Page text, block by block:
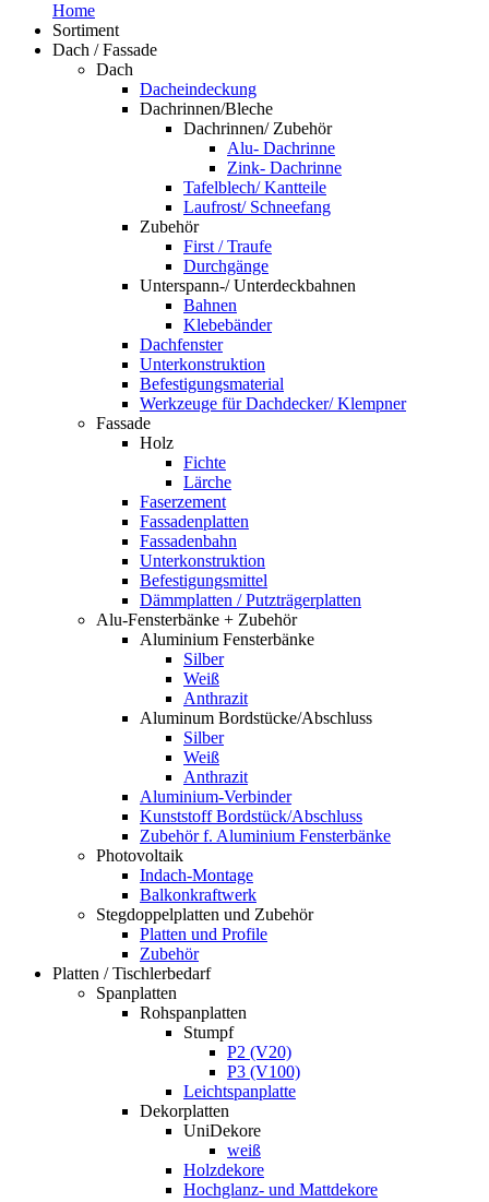
Home
Sortiment
Dach / Fassade
Dach
Dacheindeckung
Dachrinnen/Bleche
Dachrinnen/ Zubehör
Alu- Dachrinne
Zink- Dachrinne
Tafelblech/ Kantteile
Laufrost/ Schneefang
Zubehör
First / Traufe
Durchgänge
Unterspann-/ Unterdeckbahnen
Bahnen
Klebebänder
Dachfenster
Unterkonstruktion
Befestigungsmaterial
Werkzeuge für Dachdecker/ Klempner
Fassade
Holz
Fichte
Lärche
Faserzement
Fassadenplatten
Fassadenbahn
Unterkonstruktion
Befestigungsmittel
Dämmplatten / Putzträgerplatten
Alu-Fensterbänke + Zubehör
Aluminium Fensterbänke
Silber
Weiß
Anthrazit
Aluminum Bordstücke/Abschluss
Silber
Weiß
Anthrazit
Aluminium-Verbinder
Kunststoff Bordstück/Abschluss
Zubehör f. Aluminium Fensterbänke
Photovoltaik
Indach-Montage
Balkonkraftwerk
Stegdoppelplatten und Zubehör
Platten und Profile
Zubehör
Platten / Tischlerbedarf
Spanplatten
Rohspanplatten
Stumpf
P2 (V20)
P3 (V100)
Leichtspanplatte
Dekorplatten
UniDekore
weiß
Holzdekore
Hochglanz- und Mattdekore